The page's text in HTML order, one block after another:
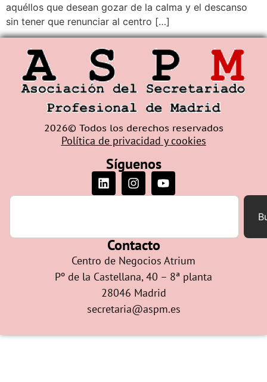
aquéllos que desean gozar de la calma y el descanso
sin tener que renunciar al centro […]
2026© Todos los derechos reservados
Política de privacidad y cookies
Síguenos
Contacto
Centro de Negocios Atrium
Pº de la Castellana, 40 – 8ª planta
28046 Madrid
secretaria@aspm.es